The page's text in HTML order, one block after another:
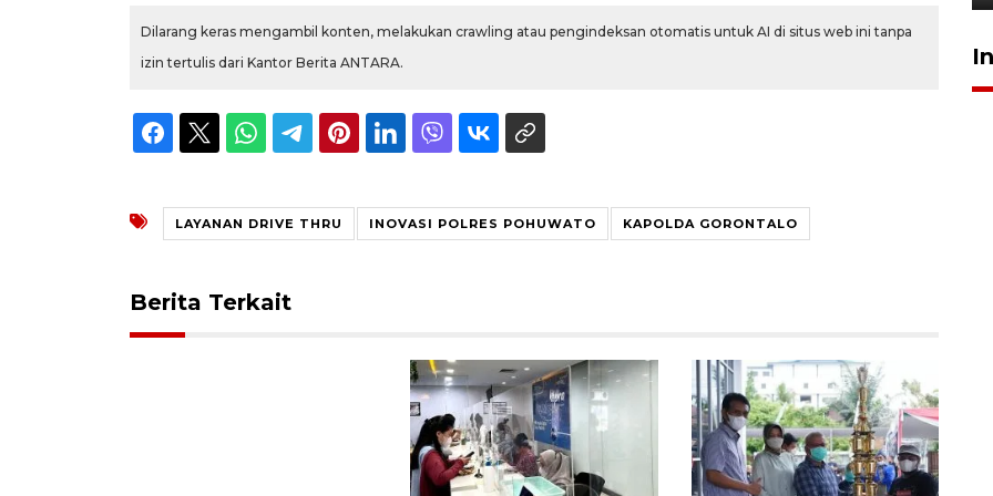
Dilarang keras mengambil konten, melakukan crawling atau pengindeksan otomatis untuk AI di situs web ini tanpa
izin tertulis dari Kantor Berita ANTARA.
LAYANAN DRIVE THRU INOVASI POLRES POHUWATO KAPOLDA GORONTALO
Berita Terkait